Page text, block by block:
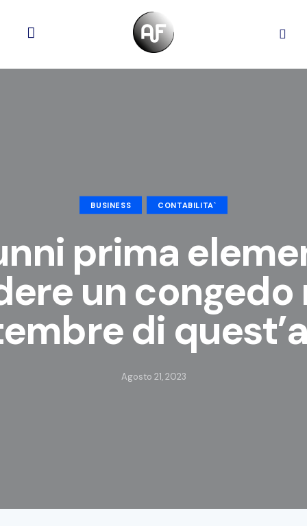
BUSINESS CONTABILITA`
prima
un congedo
di
Agosto 21, 2023